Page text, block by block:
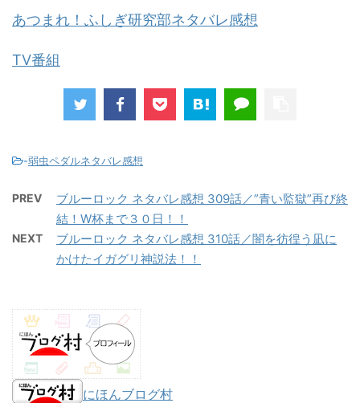
あつまれ！ふしぎ研究部ネタバレ感想
TV番組
-弱虫ペダルネタバレ感想
PREV
ブルーロック ネタバレ感想 309話／”青い監獄”再び終
結！W杯まで３０日！！
NEXT
ブルーロック ネタバレ感想 310話／闇を彷徨う凪に
かけたイガグリ神説法！！
にほんブログ村